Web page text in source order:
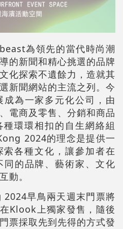
為領先的當代時尚潮
的新聞和精心挑選的品牌
化探索不遺餘力，造就其
新聞網站的主流之列。今
為一家多元化公司，由
電商及零售、分銷和商品
環環相扣的自生網絡組
2024的理念是提供一
各種文化，讓參加者在
的品牌、藝術家、文化
動。
早鳥兩天週末門票將
Klook上獨家發售，隨後
票採取先到先得的方式發